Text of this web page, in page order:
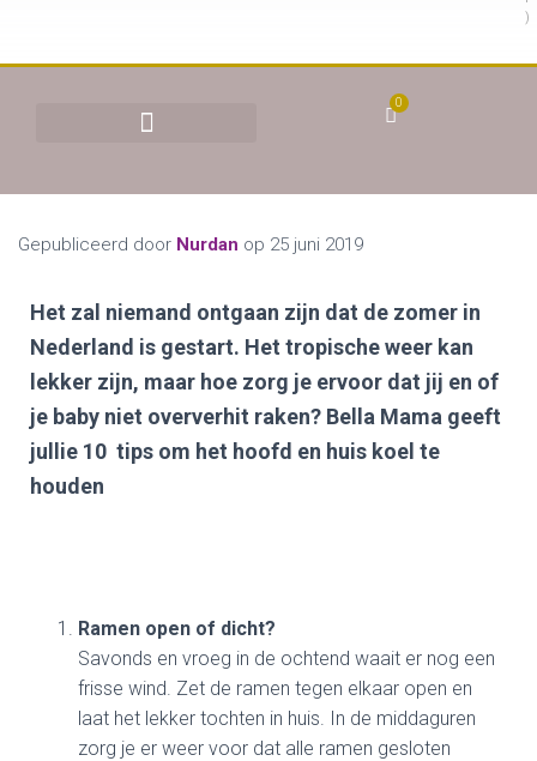
)
0
Gepubliceerd door Nurdan op 25 juni 2019
Het zal niemand ontgaan zijn dat de zomer in
Nederland is gestart. Het tropische weer kan
lekker zijn, maar hoe zorg je ervoor dat jij en of
je baby niet oververhit raken? Bella Mama geeft
jullie 10 tips om het hoofd en huis koel te
houden
Ramen open of dicht?
Savonds en vroeg in de ochtend waait er nog een
frisse wind. Zet de ramen tegen elkaar open en
laat het lekker tochten in huis. In de middaguren
zorg je er weer voor dat alle ramen gesloten